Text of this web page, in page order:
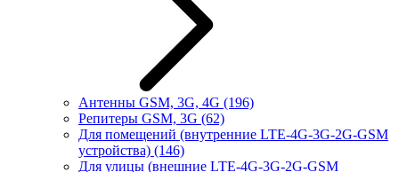
Антенны GSM, 3G, 4G (196)
Репитеры GSM, 3G (62)
Для помещений (внутренние LTE-4G-3G-2G-GSM
устройства) (146)
Для улицы (внешние LTE-4G-3G-2G-GSM